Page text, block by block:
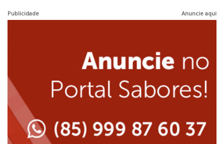
Japonesa e Oriental
Lanchonetes
Massas
Peixes e Frutos do Mar
Publicidade Anuncie aqui